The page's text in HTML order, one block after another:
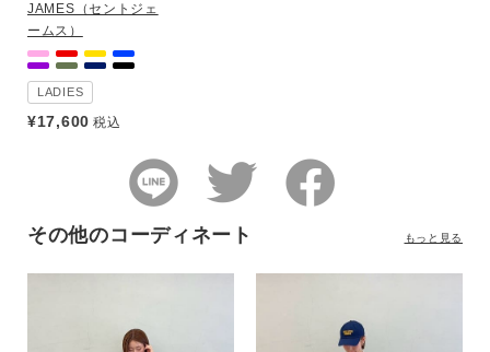
JAMES（セントジェ
ームス）
LADIES
¥17,600 税込
その他のコーディネート もっと見る